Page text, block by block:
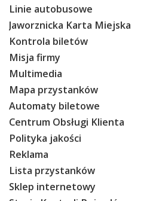
Linie autobusowe
Jaworznicka Karta Miejska
Kontrola biletów
Misja firmy
Multimedia
Mapa przystanków
Automaty biletowe
Centrum Obsługi Klienta
Polityka jakości
Reklama
Lista przystanków
Sklep internetowy